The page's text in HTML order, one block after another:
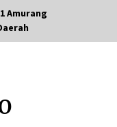
Diisi Berdasarkan
Israel
1 Amurang